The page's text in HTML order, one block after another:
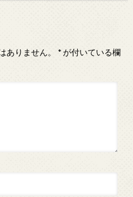
ありません。 *が付いている欄